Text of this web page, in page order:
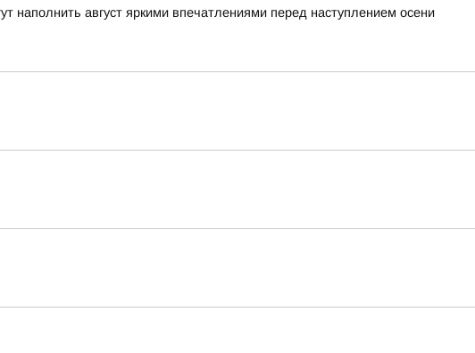
наполнить август яркими впечатлениями перед наступлением осени